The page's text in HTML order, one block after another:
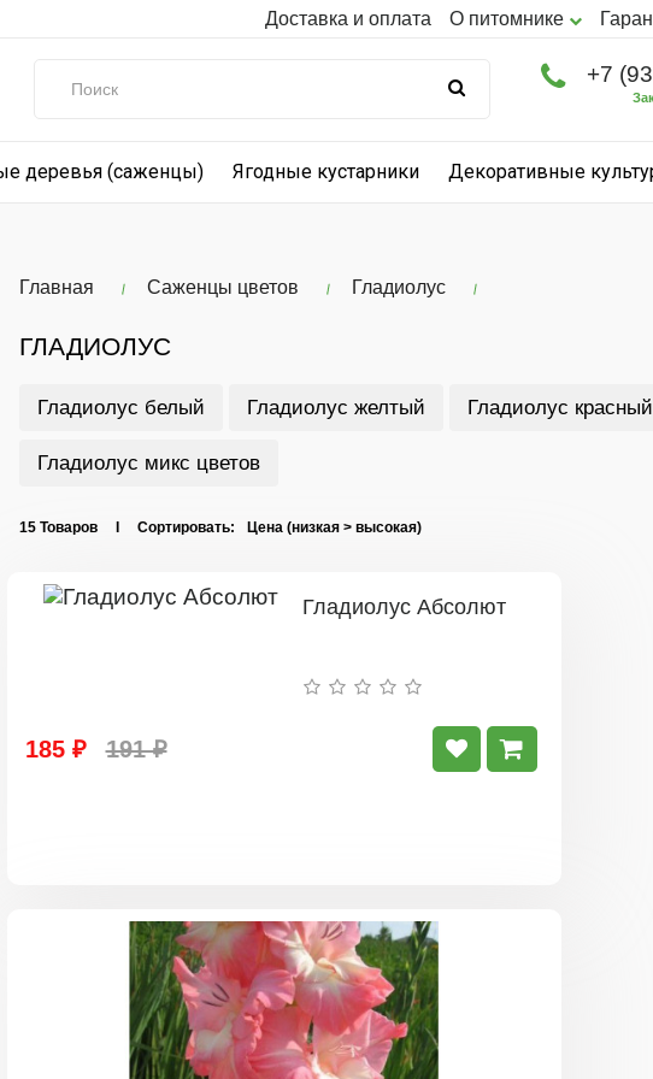
Доставка и оплата О питомнике
+7
деревья (саженцы) Ягодные кустарники Декоративные
Главная Саженцы цветов Гладиолус
ГЛАДИОЛУС
Гладиолус белый Гладиолус желтый Гладиолус красный
Гладиолус микс цветов
15 Товаров I Сортировать:
Гладиолус Абсолют
185 ₽ 191 ₽